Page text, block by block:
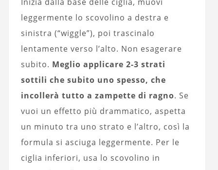
leggermente lo scovolino a destra e
sinistra (“wiggle”), poi trascinalo
lentamente verso l’alto. Non esagerare
subito. Meglio applicare 2-3 strati
sottili che subito uno spesso, che
incollerà tutto a zampette di ragno. Se
vuoi un effetto più drammatico, aspetta
un minuto tra uno strato e l’altro, così la
formula si asciuga leggermente. Per le
ciglia inferiori, usa lo scovolino in